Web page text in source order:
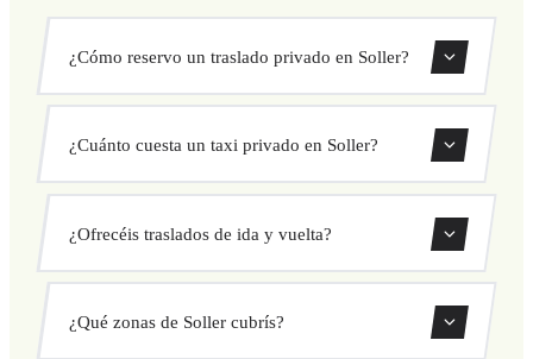
¿Cómo reservo un traslado privado en Soller?
Usa nuestro formulario de reserva para buscar y confirmar
tu traslado al instante. Elige recogida y destino, selecciona
¿Cuánto cuesta un taxi privado en Soller?
cerrado antes de salir. Sin cargos ocultos ni sorpresas.
Consulta tu precio al instante en el formulario.
¿Ofrecéis traslados de ida y vuelta?
directamente desde nuestro sistema de reservas.
¿Qué zonas de Soller cubrís?